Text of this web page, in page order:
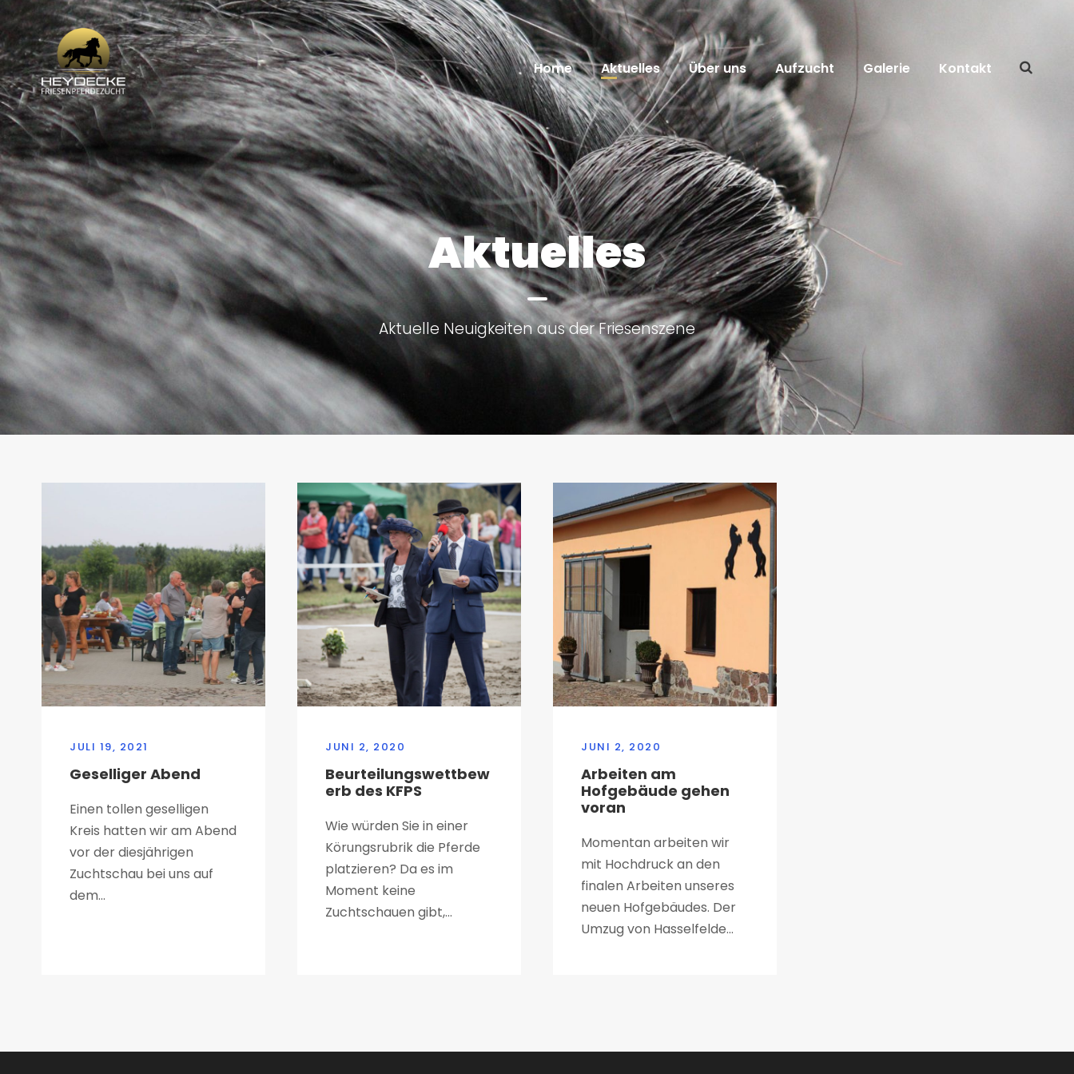
Home Aktuelles Über uns Aufzucht Galerie Kontakt
Aktuelles
Aktuelle Neuigkeiten aus der Friesenszene
JULI 19, 2021
Geselliger Abend
Einen tollen geselligen
Kreis hatten wir am Abend
vor der diesjährigen
Zuchtschau bei uns auf
dem...
JUNI 2, 2020
Beurteilungswettbew
erb des KFPS
Wie würden Sie in einer
Körungsrubrik die Pferde
platzieren? Da es im
Moment keine
Zuchtschauen gibt,...
JUNI 2, 2020
Arbeiten am
Hofgebäude gehen
voran
Momentan arbeiten wir
mit Hochdruck an den
finalen Arbeiten unseres
neuen Hofgebäudes. Der
Umzug von Hasselfelde...